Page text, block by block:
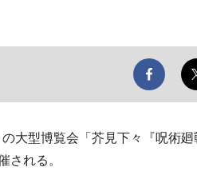
大型博覧会「芥見下々『呪術
される。